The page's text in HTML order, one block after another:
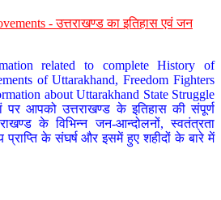
- उत्तराखण्ड का इतिहास एवं जन
related to complete History of
of Uttarakhand, Freedom Fighters
about Uttarakhand State Struggle
पर आपको उत्तराखण्ड के इतिहास की संपूर्ण
के विभिन्न जन-आन्दोलनों, स्वतंत्रता
प्राप्ति के संघर्ष और इसमें हुए शहीदों के बारे में